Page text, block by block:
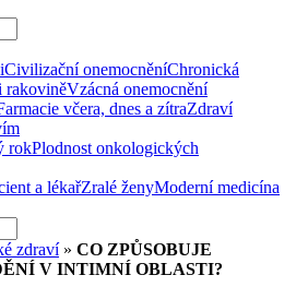
Civilizační onemocněníChronická
rakoviněVzácná onemocnění
včera, dnes a zítraZdraví
rokPlodnost onkologických
a lékařZralé ženyModerní medicína
zdraví» CO ZPŮSOBUJE
V INTIMNÍ OBLASTI?